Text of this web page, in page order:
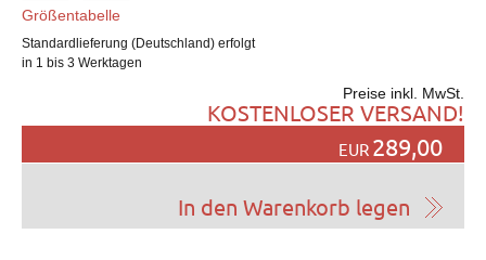
Größentabelle
Standardlieferung (Deutschland) erfolgt
in 1 bis 3 Werktagen
Preise inkl. MwSt.
KOSTENLOSER VERSAND!
EUR 289,00